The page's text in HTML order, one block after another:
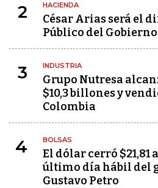
2 HACIENDA
César Arias será el
Público del
3 INDUSTRIA
Grupo Nutresa
$10,3 billones y
Colombia
4 BOLSAS
El dólar cerró $21,81
último día hábil del
Gustavo Petro